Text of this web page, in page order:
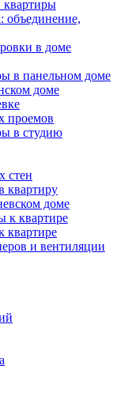
квартиры
объединение,
в доме
в панельном доме
доме
проемов
в студию
стен
квартиру
доме
к квартире
квартире
и вентиляции